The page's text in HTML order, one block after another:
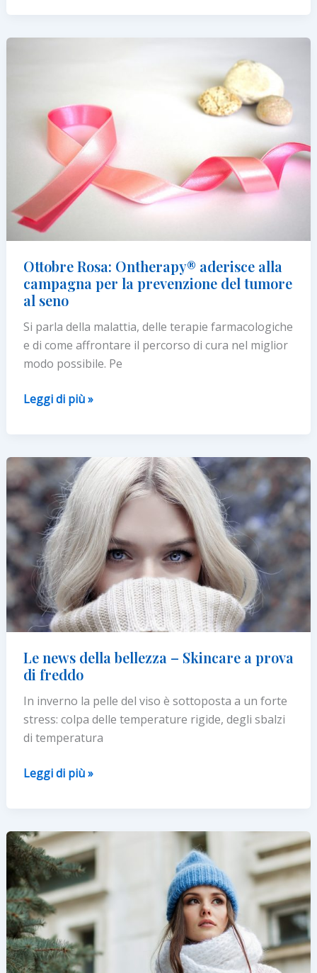
nasce
Thermale
Avène e
SIDeMaST
PAZIENTI
ONCOLOGICI
Ottobre Rosa: Ontherapy® aderisce alla
campagna per la prevenzione del tumore
al seno
Si parla della malattia, delle terapie farmacologiche
e di come affrontare il percorso di cura nel miglior
modo possibile. Pe
Ottobre
aderisce
alla
campagna
per
la
prevenzione
del
tumore
seno
Leggi di più »
Le news della bellezza – Skincare a prova
di freddo
In inverno la pelle del viso è sottoposta a un forte
stress: colpa delle temperature rigide, degli sbalzi
di temperatura
Le
bellezza
–
Skincare
a
prova
di
freddo
Leggi di più »